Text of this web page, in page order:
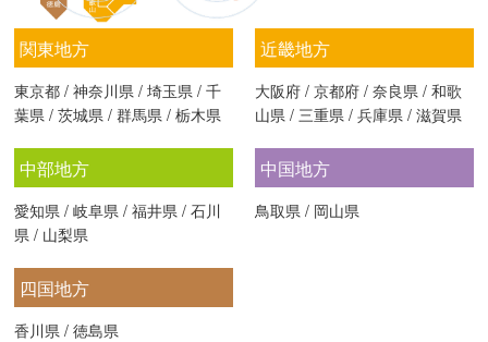
関東地方
東京都 /神奈川県 /埼玉県 /千
葉県 /茨城県 /群馬県 /栃木県
近畿地方
大阪府 / 京都府 / 奈良県 / 和歌
山県 / 三重県 / 兵庫県 / 滋賀県
中部地方
愛知県 /岐阜県 /福井県 /石川
県 / 山梨県
中国地方
鳥取県 / 岡山県
四国地方
香川県 /徳島県